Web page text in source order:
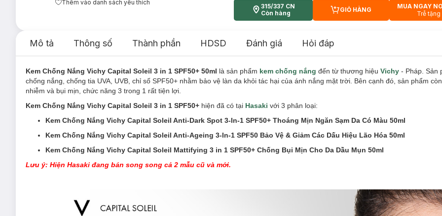
Thêm vào danh sách yêu thích
315/337 CN
Còn hàng
CART PLUS ICON
GIỎ HÀNG
MUA NGAY
Trễ tặng
Mô tả Thông số Thành phần HDSD Đánh giá Hỏi đáp
Kem Chống Nắng Vichy Capital Soleil 3 in 1 SPF50+ 50ml là sản phẩm kem chống nắng đến từ thương hiệu Vichy - Pháp. Sản
chống nắng, chống tia UVA, UVB, chỉ số SPF50+ nhằm bảo vệ làn da khỏi tác hại của ánh nắng mặt trời. Bên cạnh đó, sản phẩm
nhiễm và bụi mịn, chức năng 3 trong 1 rất tiện lợi.
Kem Chống Nắng Vichy Capital Soleil 3 in 1 SPF50+ hiện đã có tại Hasaki với 3 phân loại:
Kem Chống Nắng Vichy Capital Soleil Anti-Dark Spot 3-In-1 SPF50+ Thoáng Mịn Ngăn Sạm Da Có Màu 50ml
Kem Chống Nắng Vichy Capital Soleil Anti-Ageing 3-In-1 SPF50 Bảo Vệ & Giảm Các Dấu Hiệu Lão Hóa 50ml
Kem Chống Nắng Vichy Capital Soleil Mattifying 3 in 1 SPF50+ Chống Bụi Mịn Cho Da Dầu Mụn 50ml
Lưu ý: Hiện Hasaki đang bán song song cả 2 mẫu cũ và mới.